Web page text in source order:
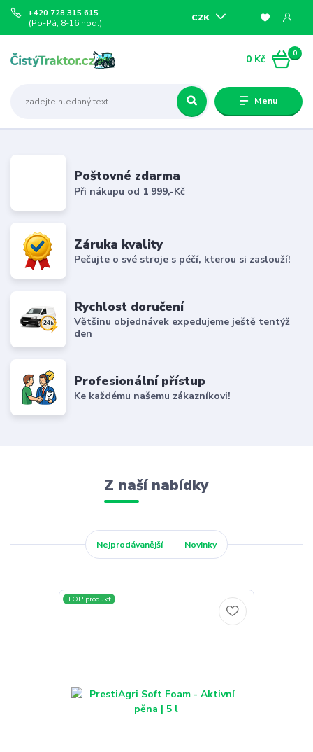
Menu
+420 728 315 615
(Po-Pá, 8-16 hod.) CZK
0
0 Kč
Poštovné zdarma
Při nákupu od 1 999,-Kč
Záruka kvality
Pečujte o své stroje s péčí, kterou si zaslouží!
Rychlost doručení
Většinu objednávek expedujeme ještě tentýž
den
Profesionální přístup
Ke každému našemu zákazníkovi!
Z naší nabídky
Nejprodávanější Novinky
TOP produkt